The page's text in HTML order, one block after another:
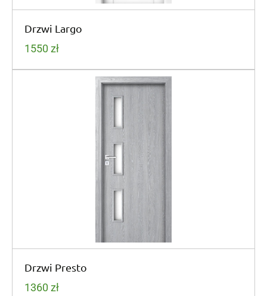
Drzwi Largo
1550 zł
Drzwi Presto
1360 zł